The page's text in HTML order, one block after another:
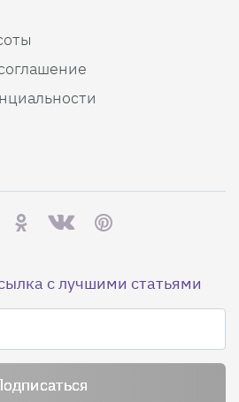
с лучшими статьями